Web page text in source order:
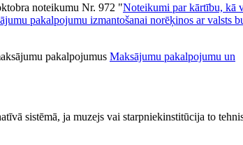
noteikumu Nr. 972 "Noteikumi par kārtību, kā
pakalpojumu izmantošanai norēķinos ar valsts
pakalpojumus Maksājumu pakalpojumu un
sistēmā, ja muzejs vai starpniekinstitūcija to